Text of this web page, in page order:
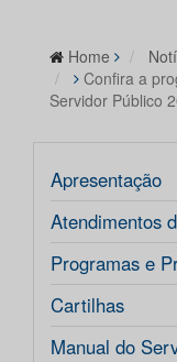
Home
Confira a
Servidor Público
Apresentação
Atendimentos
Programas e
Cartilhas
Manual do